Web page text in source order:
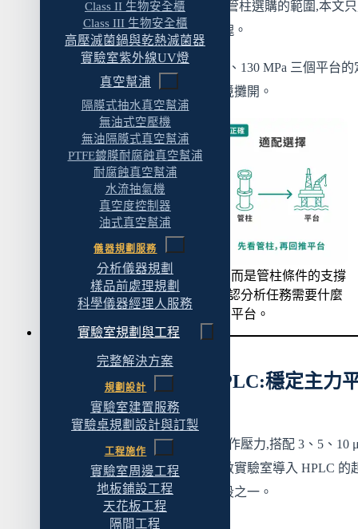
Class II 生物安全櫃
Class III 生物安全櫃
高壓滅菌鍋與乾熱滅菌器
實驗室紫外線UV燈
真空幫浦
隔膜式抽水真空幫浦
無油式空壓機
無油隔膜式真空幫浦
PTFE鍍膜耐腐蝕真空幫浦
耐腐蝕真空幫浦
水流抽氣機
真空度控制器
油式真空幫浦
儀器規劃服務
分析儀器規劃
樣品前處理規劃
科學儀器經理人服務
實驗室規劃與工程
完整解決方案
規劃設計
實驗室建置服務
實驗桌規劃設計與訂製
工程施作
實驗室周邊工程
地板鋪設工程
天花板工程
隔間工程
度與保護柱策略,則屬於 HPLC 管柱選購的範圍,本文
理「粒徑與壓力的對應」這一塊。
接下來三個章節,分別把 50、70、130 MPa 三個平台的
位、適合場域、與不適合的情境攤開。
壓力平台不是解析度來源,而是管柱條件的支撐
能力。正確的順序是先確認分析任務需要什麼
管柱,再回推需要哪個壓力平台。
二、50 MPa 常規 HPLC:穩定主力
50 MPa 是傳統 HPLC 的標準操作壓力,搭配 3、5、10
全多孔顆粒管柱。這通常是多數實驗室導入 HPLC 的
也是例行分析場域最常見的區段之一。